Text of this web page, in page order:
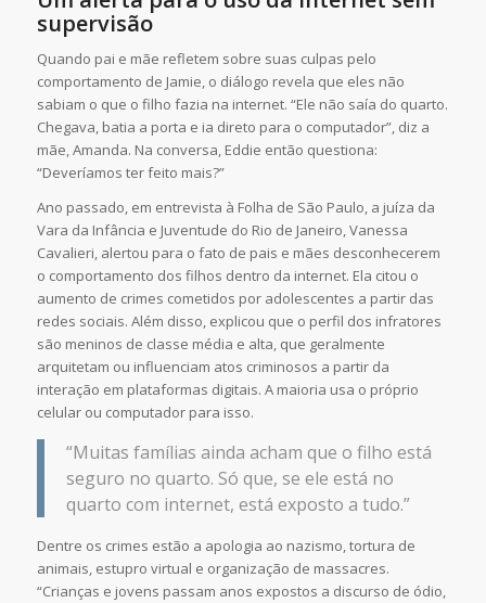
supervisão
Quando pai e mãe refletem sobre suas culpas pelo
comportamento de Jamie, o diálogo revela que eles não
sabiam o que o filho fazia na internet. “Ele não saía do quarto.
Chegava, batia a porta e ia direto para o computador”, diz a
mãe, Amanda. Na conversa, Eddie então questiona:
“Deveríamos ter feito mais?”
Ano passado, em entrevista à Folha de São Paulo, a juíza da
Vara da Infância e Juventude do Rio de Janeiro, Vanessa
Cavalieri, alertou para o fato de pais e mães desconhecerem
o comportamento dos filhos dentro da internet. Ela citou o
aumento de crimes cometidos por adolescentes a partir das
redes sociais. Além disso, explicou que o perfil dos infratores
são meninos de classe média e alta, que geralmente
arquitetam ou influenciam atos criminosos a partir da
interação em plataformas digitais. A maioria usa o próprio
celular ou computador para isso.
“Muitas famílias ainda acham que o filho está
seguro no quarto. Só que, se ele está no
quarto com internet, está exposto a tudo.”
Dentre os crimes estão a apologia ao nazismo, tortura de
animais, estupro virtual e organização de massacres.
“Crianças e jovens passam anos expostos a discurso de ódio,